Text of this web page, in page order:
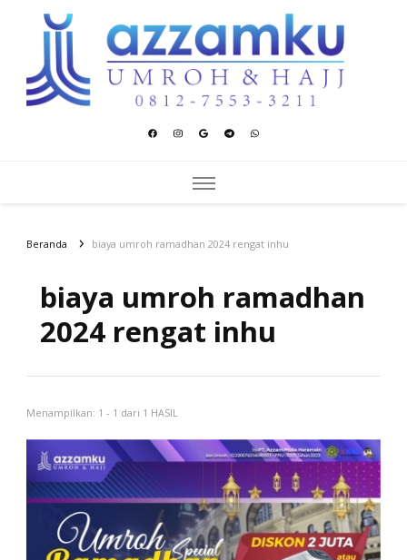
Azzamku Umroh dan Hajj
Beranda biaya umroh ramadhan 2024 rengat inhu
biaya umroh ramadhan
2024 rengat inhu
Menampilkan: 1 - 1 dari 1 HASIL